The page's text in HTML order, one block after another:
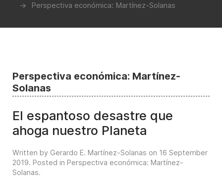
Perspectiva económica: Martínez-Solanas
Perspectiva económica: Martínez-
Solanas
El espantoso desastre que
ahoga nuestro Planeta
Written by Gerardo E. Martínez-Solanas on 16 September
2019. Posted in Perspectiva económica: Martínez-
Solanas.